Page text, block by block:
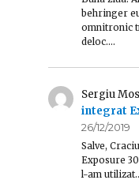
behringer
omnitronic
deloc.…
Sergiu
integrat
26/12/2019
Salve,
Exposure
l-am